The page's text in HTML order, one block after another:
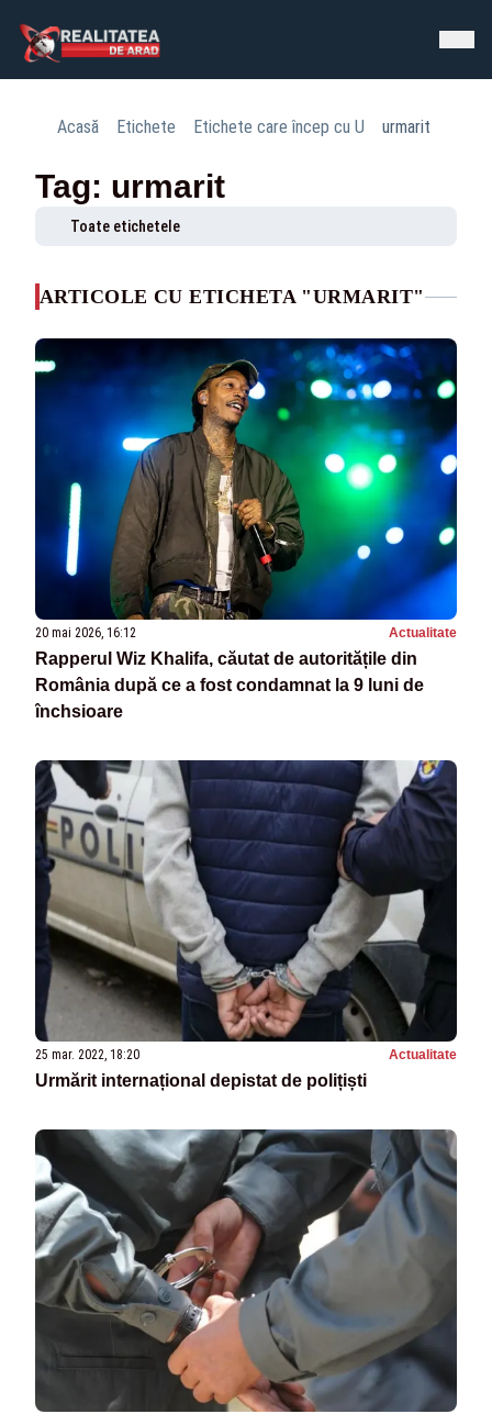
Acasă Etichete Etichete care încep cu U urmarit
Tag: urmarit
Toate etichetele
ARTICOLE CU ETICHETA "URMARIT"
20 mai 2026, 16:12 Actualitate
Rapperul Wiz Khalifa, căutat de autoritățile din
România după ce a fost condamnat la 9 luni de
închsioare
25 mar. 2022, 18:20 Actualitate
Urmărit internațional depistat de polițiști